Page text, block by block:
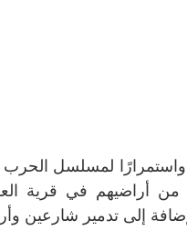
صباح يوم الخميس الموافق 15 أيلول من العام2011
من أراضيهم في قرية
إلى تدمير شارعين